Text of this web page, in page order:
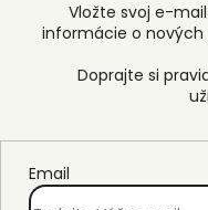
Vložte svoj e-
informácie o
Email